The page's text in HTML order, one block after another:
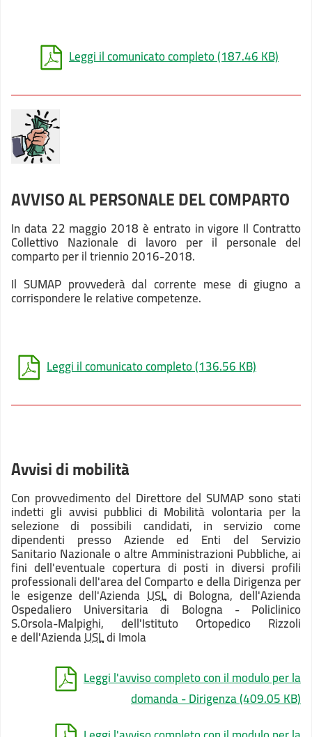
Leggi il comunicato completo(187.46 KB)
AVVISO AL PERSONALE DEL COMPARTO
In data 22 maggio 2018 è entrato in vigore Il Contratto
Collettivo Nazionale di lavoro per il personale del
comparto per il triennio 2016-2018.
Il SUMAP provvederà dal corrente mese di giugno a
corrispondere le relative competenze.
Leggi il comunicato completo(136.56 KB)
Avvisi di mobilità
Con provvedimento del Direttore del SUMAP sono stati
indetti gli avvisi pubblici di Mobilità volontaria per la
selezione di possibili candidati, in servizio come
dipendenti presso Aziende ed Enti del Servizio
Sanitario Nazionale o altre Amministrazioni Pubbliche, ai
fini dell'eventuale copertura di posti in diversi profili
professionali dell'area del Comparto e della Dirigenza per
le esigenze dell'Azienda USLdi Bologna, dell'Azienda
Ospedaliero Universitaria di Bologna - Policlinico
S.Orsola-Malpighi, dell'Istituto Ortopedico Rizzoli
e dell'AziendaUSLdi Imola
Leggi l'avviso completo con il modulo per la
domanda - Dirigenza(409.05 KB)